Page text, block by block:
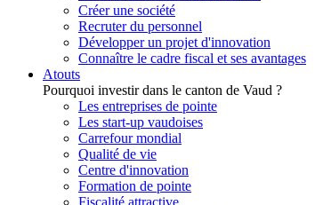
Créer une société
Recruter du personnel
Développer un projet d'innovation
Connaître le cadre fiscal et ses avantages
Atouts
Pourquoi investir dans le canton de Vaud ?
Les entreprises de pointe
Les start-up vaudoises
Carrefour mondial
Qualité de vie
Centre d'innovation
Formation de pointe
Fiscalité attractive